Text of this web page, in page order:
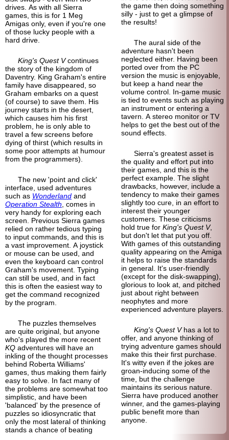
drives. As with all Sierra
games, this is for 1 Meg
Amigas only, even if you're one
of those lucky people with a
hard drive.
King's Quest Vcontinues
the story of the kingdom of
Daventry. King Graham's entire
family have disappeared, so
Graham embarks on a quest
(of course) to save them. His
journey starts in the desert,
which causes him his first
problem, he is only able to
travel a few screens before
dying of thirst (which results in
some poor attempts at humour
from the programmers).
The new 'point and click'
interface, used adventures
such as Wonderland and
Operation Stealth , comes in
very handy for exploring each
screen. Previous Sierra games
relied on rather tedious typing
to input commands, and this is
a vast improvement. A joystick
or mouse can be used, and
even the keyboard can control
Graham's movement. Typing
can still be used, and in fact
this is often the easiest way to
get the command recognized
by the program.
The puzzles themselves
are quite original, but anyone
who's played the more recent
KQ adventures will have an
inkling of the thought processes
behind Roberta Williams'
games, thus making them fairly
easy to solve. In fact many of
the problems are somewhat too
simplistic, and have been
'balanced' by the presence of
puzzles so idiosyncratic that
only the most lateral of thinking
stands a chance of beating
the game then doing something
silly - just to get a glimpse of
the results!
The aural side of the
adventure hasn't been
neglected either. Having been
ported over from the PC
version the music is enjoyable,
but keep a hand near the
volume control. In-game music
is tied to events such as playing
an instrument or entering a
tavern. A stereo monitor or TV
helps to get the best out of the
sound effects.
Sierra's greatest asset is
the quality and effort put into
their games, and this is the
perfect example. The slight
drawbacks, however, include a
tendency to make their games
slightly too cure, in an effort to
interest their younger
customers. These criticisms
hold true for King's Quest V,
but don't let that put you off.
With games of this outstanding
quality appearing on the Amiga
it helps to raise the standards
in general. It's user-friendly
(except for the disk-swapping),
glorious to look at, and pitched
just about right between
neophytes and more
experienced adventure players.
King's Quest Vhas a lot to
offer, and anyone thinking of
trying adventure games should
make this their first purchase.
It's witty even if the jokes are
groan-inducing some of the
time, but the challenge
maintains its serious nature.
Sierra have produced another
winner, and the games-playing
public benefit more than
anyone.